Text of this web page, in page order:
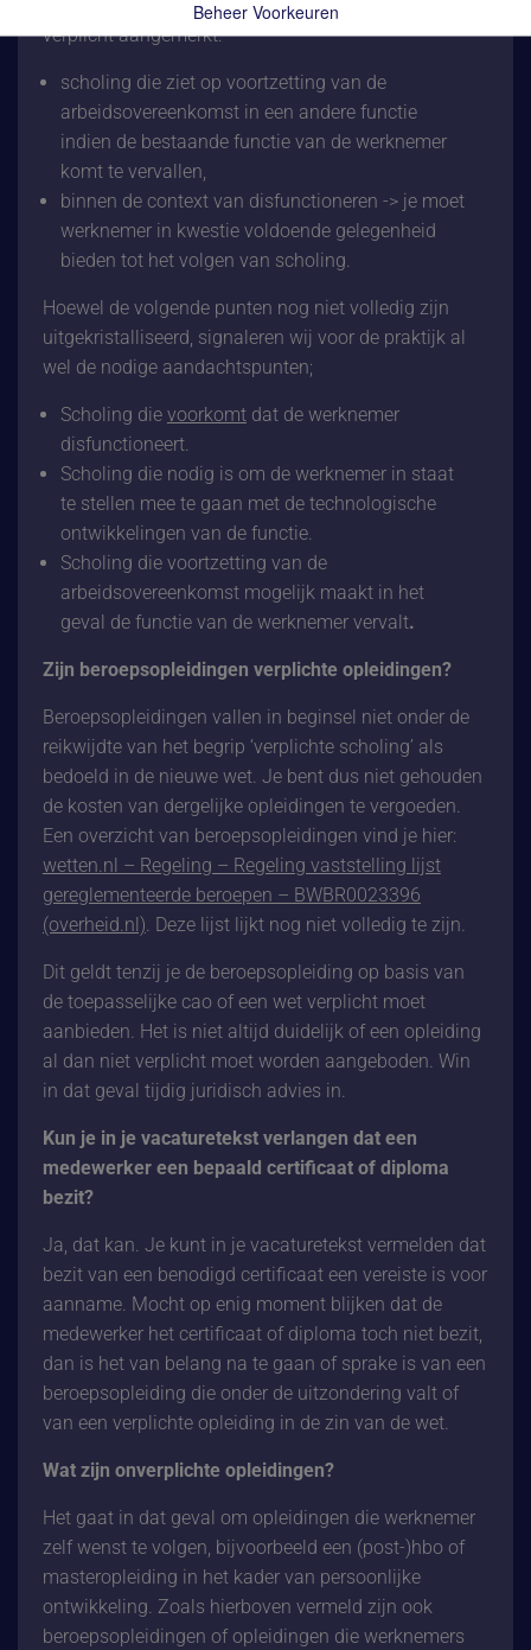
van de wet zijn de volgende opleidingen ook als
verplicht aangemerkt:
scholing die ziet op voortzetting van de
arbeidsovereenkomst in een andere functie
indien de bestaande functie van de werknemer
komt te vervallen,
binnen de context van disfunctioneren -> je moet
werknemer in kwestie voldoende gelegenheid
bieden tot het volgen van scholing.
Hoewel de volgende punten nog niet volledig zijn
uitgekristalliseerd, signaleren wij voor de praktijk al
wel de nodige aandachtspunten;
Scholing die voorkomtdat de werknemer
disfunctioneert.
Scholing die nodig is om de werknemer in staat
te stellen mee te gaan met de technologische
ontwikkelingen van de functie.
Scholing die voortzetting van de
arbeidsovereenkomst mogelijk maakt in het
geval de functie van de werknemer vervalt.
Zijn beroepsopleidingen verplichte opleidingen?
Beroepsopleidingen vallen in beginsel niet onder de
reikwijdte van het begrip ‘verplichte scholing’ als
bedoeld in de nieuwe wet. Je bent dus niet gehouden
de kosten van dergelijke opleidingen te vergoeden.
Een overzicht van beroepsopleidingen vind je hier:
wetten.nl – Regeling – Regeling vaststelling lijst
gereglementeerde beroepen – BWBR0023396
(overheid.nl). Deze lijst lijkt nog niet volledig te zijn.
Dit geldt tenzij je de beroepsopleiding op basis van
de toepasselijke cao of een wet verplicht moet
aanbieden. Het is niet altijd duidelijk of een opleiding
al dan niet verplicht moet worden aangeboden. Win
in dat geval tijdig juridisch advies in.
Kun je in je vacaturetekst verlangen dat een
medewerker een bepaald certificaat of diploma
bezit?
Ja, dat kan. Je kunt in je vacaturetekst vermelden dat
bezit van een benodigd certificaat een vereiste is voor
aanname. Mocht op enig moment blijken dat de
medewerker het certificaat of diploma toch niet bezit,
dan is het van belang na te gaan of sprake is van een
beroepsopleiding die onder de uitzondering valt of
van een verplichte opleiding in de zin van de wet.
Wat zijn onverplichte opleidingen?
Het gaat in dat geval om opleidingen die werknemer
zelf wenst te volgen, bijvoorbeeld een (post-)hbo of
masteropleiding in het kader van persoonlijke
ontwikkeling. Zoals hierboven vermeld zijn ook
beroepsopleidingen of opleidingen die werknemers
Beheer Voorkeuren